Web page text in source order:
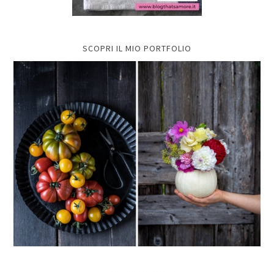
SCOPRI IL MIO PORTFOLIO